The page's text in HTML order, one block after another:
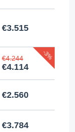
€3.515
€4.244
€4.114
-3%
€2.560
€3.784